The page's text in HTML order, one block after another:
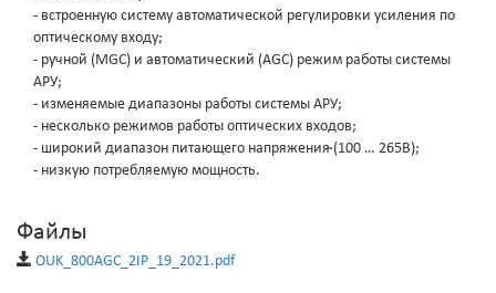
- встроенную систему автоматической регулировки усиления по
оптическому входу;
- ручной (MGC) и автоматический (AGC) режим работы системы
АРУ;
- изменяемые диапазоны работы системы АРУ;
- несколько режимов работы оптических входов;
- широкий диапазон питающего напряжения ̴(100 … 265В);
- низкую потребляемую мощность.
Файлы
OUK_800AGC_2IP_19_2021.pdf